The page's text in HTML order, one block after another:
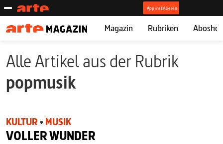
Magazin Rubriken
Alle Artikel aus der Rubrik
popmusik
KULTUR • MUSIK
VOLLER WUNDER